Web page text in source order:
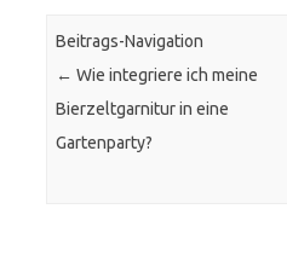
Beitrags-Navigation
← Wie integriere ich meine
Bierzeltgarnitur in eine
Gartenparty?